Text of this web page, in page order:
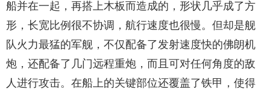
船并在一起，再搭上木板而造成的，形状几乎成了方
形，长宽比例很不协调，航行速度也很慢。但却是舰
队火力最猛的军舰，不仅配备了发射速度快的佛朗机
炮，还配备了几门远程重炮，而且可对任何角度的敌
人进行攻击。在船上的关键部位还覆盖了铁甲，使得